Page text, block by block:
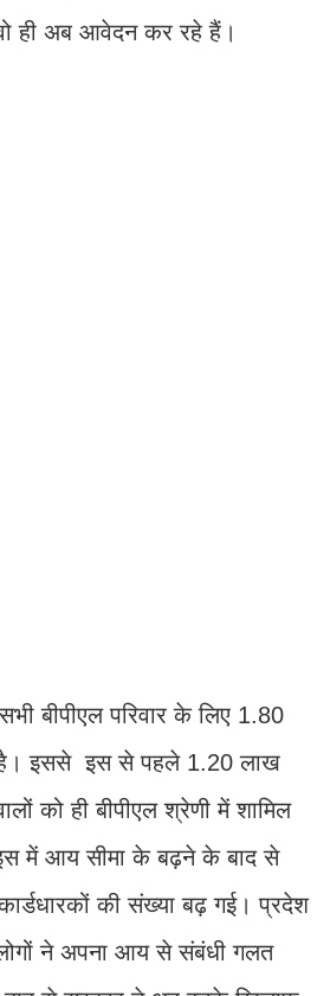
वो ही अब आवेदन कर रहे हैं।
बीपीएल परिवार के लिए 1.80
इससे इस से पहले 1.20 लाख
को ही बीपीएल श्रेणी में शामिल
में आय सीमा के बढ़ने के बाद से
की संख्या बढ़ गई। प्रदेश
ने अपना आय से संबंधी गलत